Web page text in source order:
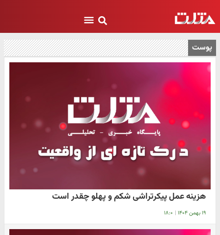
پوست
هزینه عمل پیکرتراشی شکم و پهلو چقدر است
۱۹ بهمن ۱۴۰۴ | ۱۸:۰